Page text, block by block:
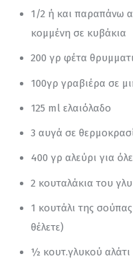
1/2 ή και παραπάνω
κομμένη σε κυβάκια
200 γρ φέτα
100γρ γραβιέρα σε
125 ml ελαιόλαδο
3 αυγά σε
400 γρ αλεύρι για
2 κουταλάκια του
1 κουτάλι της
θέλετε)
½ κουτ.γλυκού